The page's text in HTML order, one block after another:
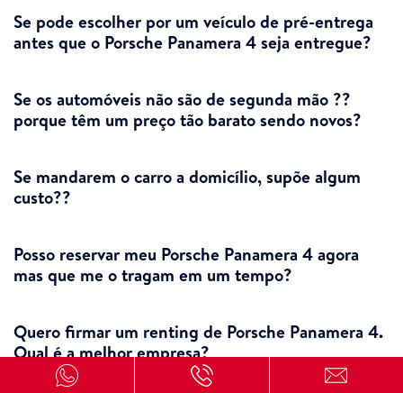
Se pode escolher por um veículo de pré-entrega
antes que o Porsche Panamera 4 seja entregue?
Se os automóveis não são de segunda mão ??
porque têm um preço tão barato sendo novos?
Se mandarem o carro a domicílio, supõe algum
custo??
Posso reservar meu Porsche Panamera 4 agora
mas que me o tragam em um tempo?
Quero firmar um renting de Porsche Panamera 4.
Qual é a melhor empresa?